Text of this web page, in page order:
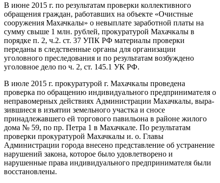
В июне 2015 г. по результатам проверки кол­лективного
обращения граждан, работавших на объекте «Очистные
сооружения Махачкалы» о невыплате заработной платы на
сумму свыше 1 млн. рублей, прокуратурой Махачкалы в
поряд­ке п. 2, ч.2. ст. 37 УПК РФ материалы проверки
переданы в следственные органы для органи­зации
уголовного преследования и по резуль­татам возбуждено
уголовное дело по ч. 2, ст. 145.1 УК РФ.
В июле 2015 г. прокуратурой г. Махачкалы проведена
проверка по обращению индиви­дуального предпринимателя о
неправомерных действиях Администрации Махачкалы, выра­
зившиеся в изъятии земельного участка и сно­се
принадлежавшего ей торгового павильона в районе жилого
дома № 59, по пр. Петра 1 в Махачкале. По результатам
проверки прокура­турой Махачкалы и. о. Главы
Администрации города внесено представление об устранение
нарушений закона, которое было удовлетворе­но и
нарушенные права индивидуального пред­принимателя были
восстановлены.